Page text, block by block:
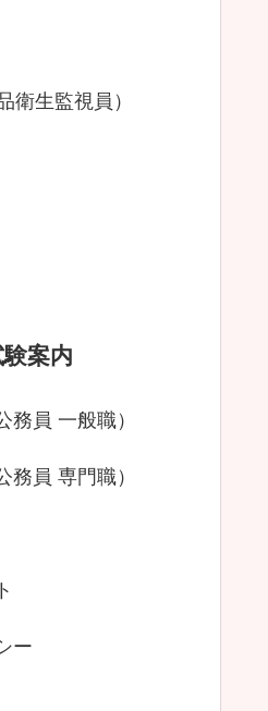
衛生監視員）
案内
務員 一般職）
務員 専門職）
ー